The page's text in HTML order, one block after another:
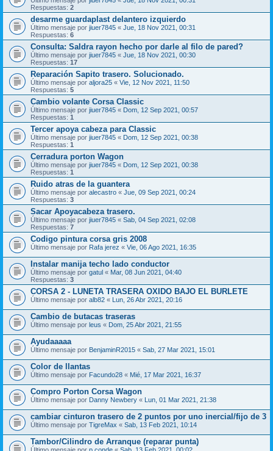
Respuestas: 2
desarme guardaplast delantero izquierdo
Último mensaje por jiuer7845 « Jue, 18 Nov 2021, 00:31
Respuestas: 6
Consulta: Saldra rayon hecho por darle al filo de pared?
Último mensaje por jiuer7845 « Jue, 18 Nov 2021, 00:30
Respuestas: 17
Reparación Sapito trasero. Solucionado.
Último mensaje por aljora25 « Vie, 12 Nov 2021, 11:50
Respuestas: 5
Cambio volante Corsa Classic
Último mensaje por jiuer7845 « Dom, 12 Sep 2021, 00:57
Respuestas: 1
Tercer apoya cabeza para Classic
Último mensaje por jiuer7845 « Dom, 12 Sep 2021, 00:38
Respuestas: 1
Cerradura porton Wagon
Último mensaje por jiuer7845 « Dom, 12 Sep 2021, 00:38
Respuestas: 1
Ruido atras de la guantera
Último mensaje por alecastro « Jue, 09 Sep 2021, 00:24
Respuestas: 3
Sacar Apoyacabeza trasero.
Último mensaje por jiuer7845 « Sab, 04 Sep 2021, 02:08
Respuestas: 7
Codigo pintura corsa gris 2008
Último mensaje por Rafa jerez « Vie, 06 Ago 2021, 16:35
Instalar manija techo lado conductor
Último mensaje por gatul « Mar, 08 Jun 2021, 04:40
Respuestas: 3
CORSA 2 - LUNETA TRASERA OXIDO BAJO EL BURLETE
Último mensaje por alb82 « Lun, 26 Abr 2021, 20:16
Cambio de butacas traseras
Último mensaje por leus « Dom, 25 Abr 2021, 21:55
Ayudaaaaa
Último mensaje por BenjaminR2015 « Sab, 27 Mar 2021, 15:01
Color de llantas
Último mensaje por Facundo28 « Mié, 17 Mar 2021, 16:37
Compro Porton Corsa Wagon
Último mensaje por Danny Newbery « Lun, 01 Mar 2021, 21:38
cambiar cinturon trasero de 2 puntos por uno inercial/fijo de 3
Último mensaje por TigreMax « Sab, 13 Feb 2021, 10:14
Tambor/Cilindro de Arranque (reparar punta)